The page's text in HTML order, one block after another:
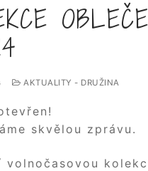
AKTUALITY - DRUŽINA
skvělou zprávu.
volnočasovou